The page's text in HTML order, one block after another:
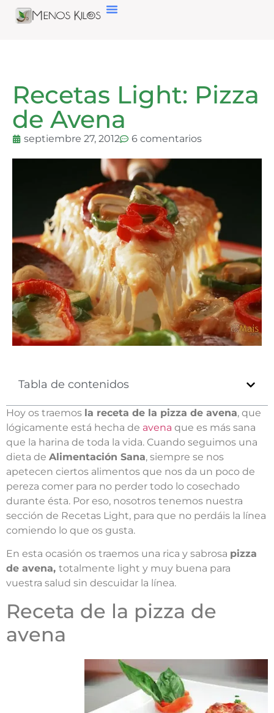
Recetas Light: Pizza
de Avena
septiembre 27, 2012 6 comentarios
Tabla de contenidos
Hoy os traemos la receta de la pizza de avena, que
lógicamente está hecha de avena que es más sana
que la harina de toda la vida. Cuando seguimos una
dieta de Alimentación Sana, siempre se nos
apetecen ciertos alimentos que nos da un poco de
pereza comer para no perder todo lo cosechado
durante ésta. Por eso, nosotros tenemos nuestra
sección de Recetas Light, para que no perdáis la línea
comiendo lo que os gusta.
En esta ocasión os traemos una rica y sabrosa pizza
de avena, totalmente light y muy buena para
vuestra salud sin descuidar la línea.
Receta de la pizza de
avena